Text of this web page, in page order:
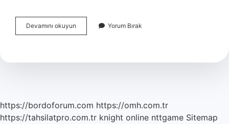
Devamını okuyun
Yunan
Neresidir
Yorum Bırak
https://bordoforum.com https://omh.com.tr
https://tahsilatpro.com.tr knight online nttgame Sitemap